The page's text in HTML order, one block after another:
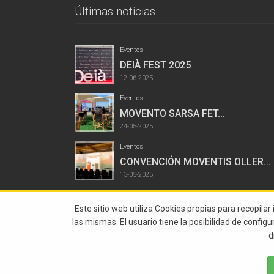
Últimas noticias
Eventos
DEIÀ FEST 2025
12-06-2025
Eventos
MOVENTO SARSA FET...
24-05-2025
Eventos
CONVENCIÓN MOVENTIS OLLER...
13-05-2025
Este sitio web utiliza Cookies propias para
las mismas. El usuario tiene la posibilidad de